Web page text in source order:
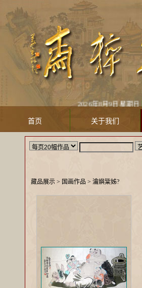
2026年8月9日 星期日 凌
首页 关于我们
藏品展示 > 国画作品 > 瀹嬩粊姊?